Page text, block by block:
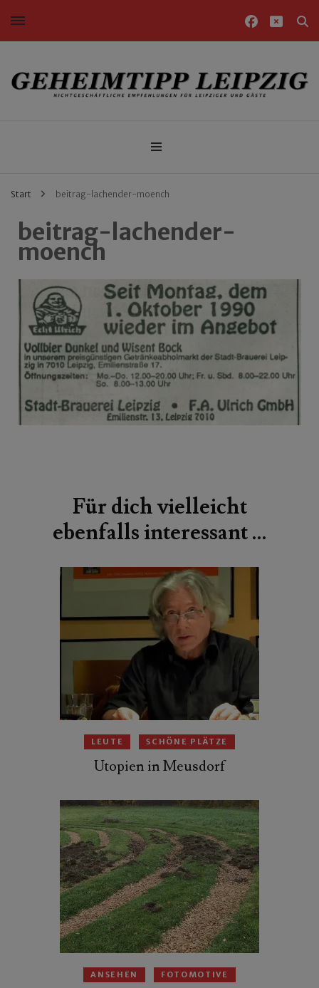
Nichtgeschäftliche Empfehlungen für Leipziger und Gäste
Start beitrag-lachender-moench
beitrag-lachender-
moench
Für dich vielleicht
ebenfalls interessant …
LEUTE SCHÖNE PLÄTZE
Utopien in Meusdorf
ANSEHEN FOTOMOTIVE